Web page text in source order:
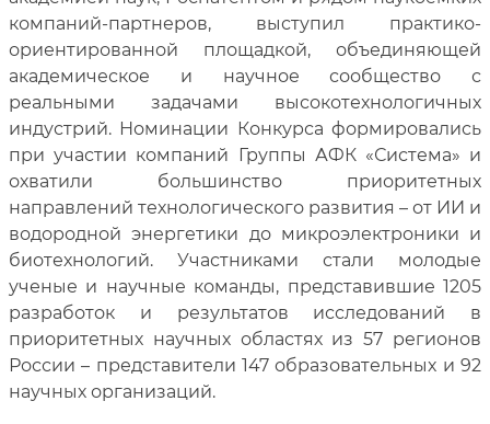
компаний-партнеров, выступил практико-
ориентированной площадкой, объединяющей
академическое и научное сообщество с
реальными задачами высокотехнологичных
индустрий. Номинации Конкурса формировались
при участии компаний Группы АФК «Система» и
охватили большинство приоритетных
направлений технологического развития – от ИИ и
водородной энергетики до микроэлектроники и
биотехнологий. Участниками стали молодые
ученые и научные команды, представившие 1205
разработок и результатов исследований в
приоритетных научных областях из 57 регионов
России – представители 147 образовательных и 92
научных организаций.